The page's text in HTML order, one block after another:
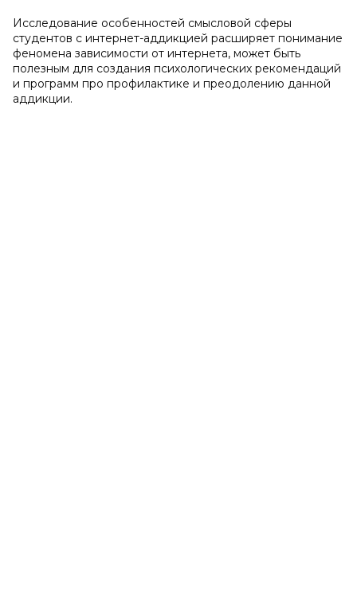
Исследование особенностей смысловой сферы
студентов с интернет-аддикцией расширяет понимание
феномена зависимости от интернета, может быть
полезным для создания психологических рекомендаций
и программ про профилактике и преодолению данной
аддикции.